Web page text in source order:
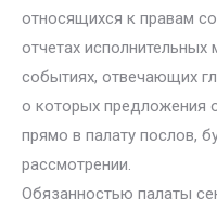
относящихся к правам
отчетах исполнительных
событиях, отвечающих
о которых предложения
прямо в палату послов,
рассмотрении.
Обязанностью палаты